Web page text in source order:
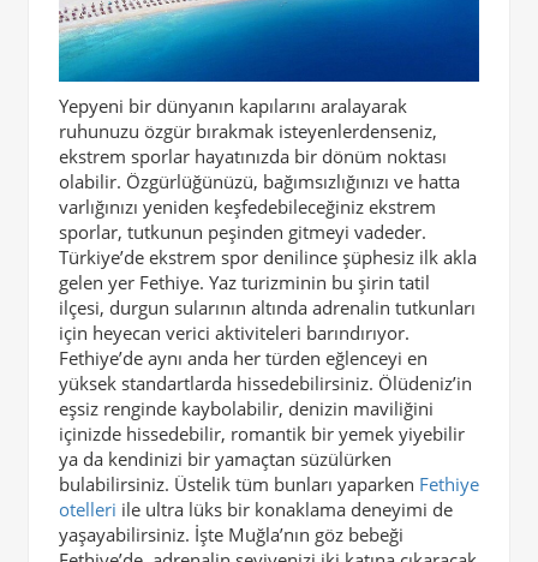
Yepyeni bir dünyanın kapılarını aralayarak
ruhunuzu özgür bırakmak isteyenlerdenseniz,
ekstrem sporlar hayatınızda bir dönüm noktası
olabilir. Özgürlüğünüzü, bağımsızlığınızı ve hatta
varlığınızı yeniden keşfedebileceğiniz ekstrem
sporlar, tutkunun peşinden gitmeyi vadeder.
Türkiye’de ekstrem spor denilince şüphesiz ilk akla
gelen yer Fethiye. Yaz turizminin bu şirin tatil
ilçesi, durgun sularının altında adrenalin tutkunları
için heyecan verici aktiviteleri barındırıyor.
Fethiye’de aynı anda her türden eğlenceyi en
yüksek standartlarda hissedebilirsiniz. Ölüdeniz’in
eşsiz renginde kaybolabilir, denizin maviliğini
içinizde hissedebilir, romantik bir yemek yiyebilir
ya da kendinizi bir yamaçtan süzülürken
bulabilirsiniz. Üstelik tüm bunları yaparken Fethiye
otelleri ile ultra lüks bir konaklama deneyimi de
yaşayabilirsiniz. İşte Muğla’nın göz bebeği